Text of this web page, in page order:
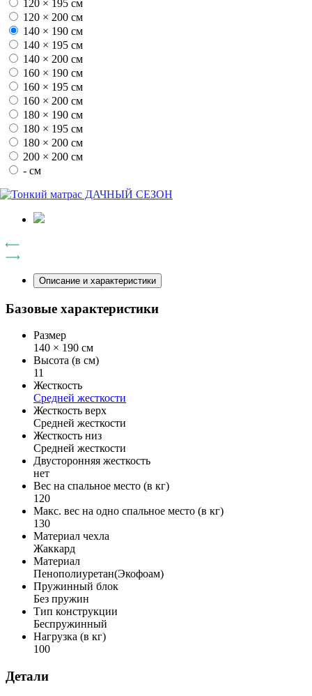
120 × 195 см
120 × 200 см
140 × 190 см
140 × 195 см
140 × 200 см
160 × 190 см
160 × 195 см
160 × 200 см
180 × 190 см
180 × 195 см
180 × 200 см
200 × 200 см
- см
Описание и характеристики
Базовые характеристики
Размер
140 × 190 см
Высота (в см)
11
Жесткость
Средней жесткости
Жесткость верх
Средней жесткости
Жесткость низ
Средней жесткости
Двусторонняя жесткость
нет
Вес на спальное место (в кг)
120
Макс. вес на одно спальное место (в кг)
130
Материал чехла
Жаккард
Материал
Пенополиуретан(Экофоам)
Пружинный блок
Без пружин
Тип конструкции
Беспружинный
Нагрузка (в кг)
100
Детали